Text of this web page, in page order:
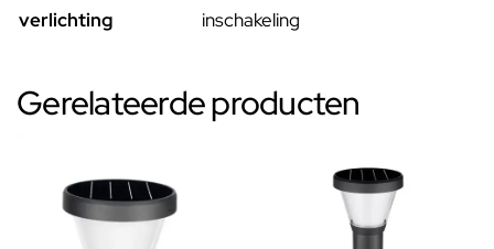
verlichting
inschakeling
Gerelateerde producten